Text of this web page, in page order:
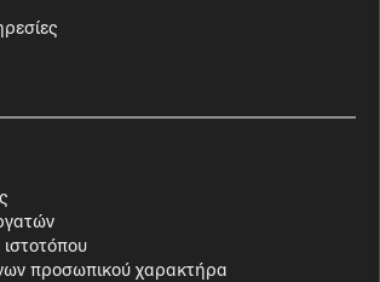
προσωπικού χαρακτήρα